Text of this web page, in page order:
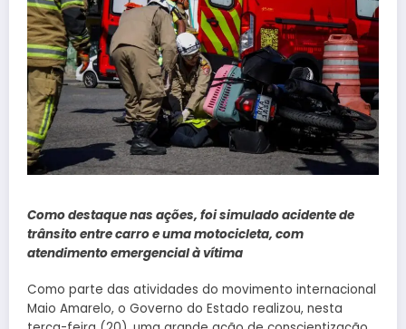
Como destaque nas ações, foi simulado acidente de
trânsito entre carro e uma motocicleta, com
atendimento emergencial à vítima
Como parte das atividades do movimento internacional
Maio Amarelo, o Governo do Estado realizou, nesta